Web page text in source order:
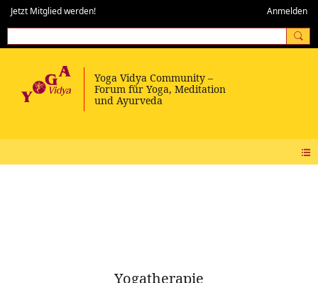
Jetzt Mitglied werden! Anmelden
Yogatherapie